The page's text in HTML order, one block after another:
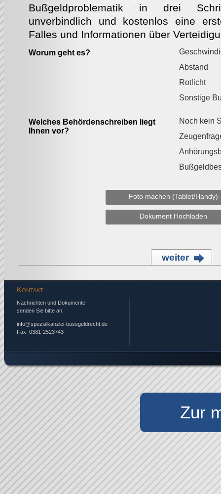
Bußgeldproblematik in drei
unverbindlich und kostenlos eine
Falles und Informationen über
Worum geht es?
Abstand
Rotlicht
Sonstige
Welches Behördenschreiben liegt
Ihnen vor?
Noch kein
Foto machen (Tablet/Handy)
Dokument Hochladen
weiter
Kontakt
Nachrichten und Dokumente
senden Sie bitte an:
info@spezialkanzlei-bussgeldrecht.de
Fax: 0381-2523743
Zur